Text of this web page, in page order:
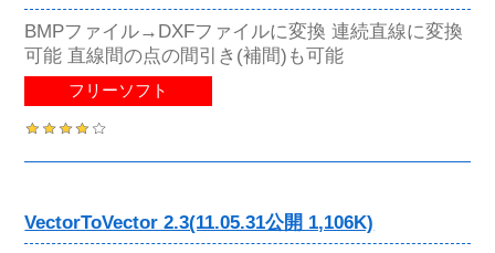
BMPファイル→DXFファイルに変換 連続直線に変換
可能 直線間の点の間引き(補間)も可能
フリーソフト
VectorToVector 2.3(11.05.31公開 1,106K)